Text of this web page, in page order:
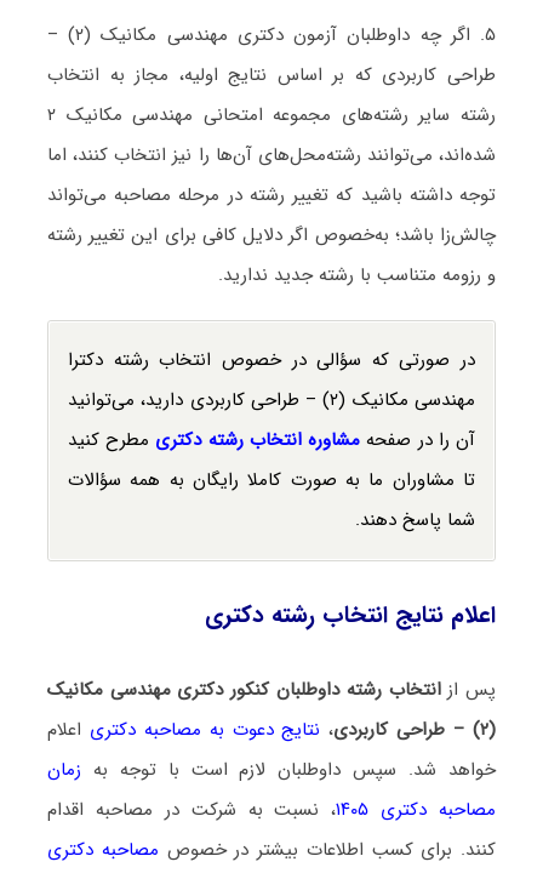
۵. اگر چه داوطلبان آزمون دکتری مهندسی مکانیک (۲) –
طراحی کاربردی که بر اساس نتایج اولیه، مجاز به انتخاب
رشته سایر رشته‌های مجموعه امتحانی مهندسی مکانیک ۲
شده‌اند، می‌توانند رشته‌محل‌های آن‌ها را نیز انتخاب کنند، اما
توجه داشته باشید که تغییر رشته در مرحله مصاحبه می‌تواند
چالش‌زا باشد؛ به‌خصوص اگر دلایل کافی برای این تغییر رشته
و رزومه متناسب با رشته جدید ندارید.
در صورتی که سؤالی در خصوص انتخاب رشته دکترا
مهندسی مکانیک (۲) – طراحی کاربردی دارید، می‌توانید
آن را در صفحه مشاوره انتخاب رشته دکتری مطرح کنید
تا مشاوران ما به صورت کاملا رایگان به همه سؤالات
شما پاسخ دهند.
اعلام نتایج انتخاب رشته دکتری
پس ازانتخاب رشته داوطلبان کنکور دکتری مهندسی مکانیک
(۲) – طراحی کاربردی
، نتایج دعوت به مصاحبه دکتری اعلام
خواهد شد. سپس داوطلبان لازم است با توجه به زمان
مصاحبه دکتری ۱۴۰۵
، نسبت به شرکت در مصاحبه اقدام
کنند. برای کسب اطلاعات بیشتر در خصوص مصاحبه دکتری